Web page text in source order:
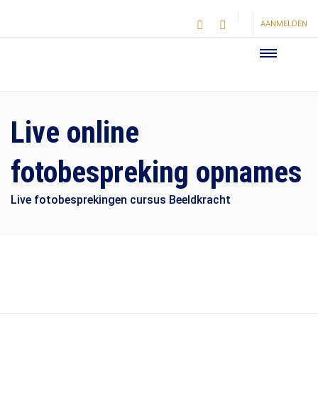
AANMELDEN
Live online
fotobespreking opnames
Live fotobesprekingen cursus Beeldkracht